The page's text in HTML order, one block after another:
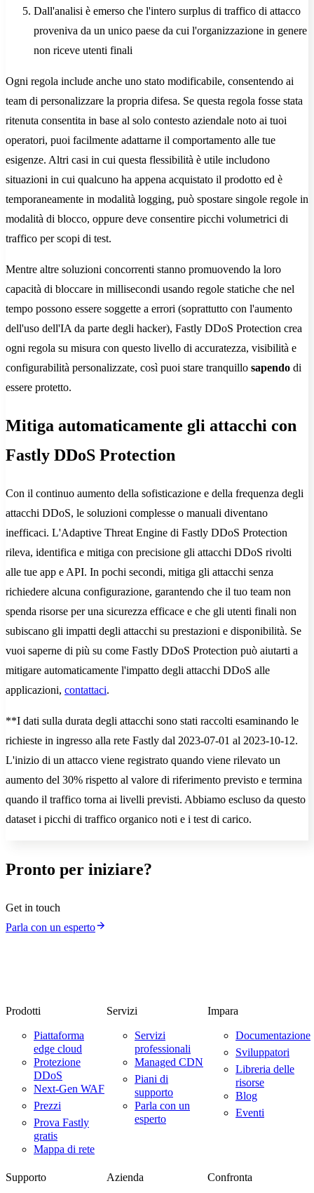
Dall'analisi è emerso che l'intero surplus di traffico di attacco
proveniva da un unico paese da cui l'organizzazione in genere
non riceve utenti finali
Ogni regola include anche uno stato modificabile, consentendo ai
team di personalizzare la propria difesa. Se questa regola fosse stata
ritenuta consentita in base al solo contesto aziendale noto ai tuoi
operatori, puoi facilmente adattarne il comportamento alle tue
esigenze. Altri casi in cui questa flessibilità è utile includono
situazioni in cui qualcuno ha appena acquistato il prodotto ed è
temporaneamente in modalità logging, può spostare singole regole in
modalità di blocco, oppure deve consentire picchi volumetrici di
traffico per scopi di test.
Mentre altre soluzioni concorrenti stanno promuovendo la loro
capacità di bloccare in millisecondi usando regole statiche che nel
tempo possono essere soggette a errori (soprattutto con l'aumento
dell'uso dell'IA da parte degli hacker), Fastly DDoS Protection crea
ogni regola su misura con questo livello di accuratezza, visibilità e
configurabilità personalizzate, così puoi stare tranquillo sapendo di
essere protetto.
Mitiga automaticamente gli attacchi con
Fastly DDoS Protection
Con il continuo aumento della sofisticazione e della frequenza degli
attacchi DDoS, le soluzioni complesse o manuali diventano
inefficaci. L'Adaptive Threat Engine di Fastly DDoS Protection
rileva, identifica e mitiga con precisione gli attacchi DDoS rivolti
alle tue app e API. In pochi secondi, mitiga gli attacchi senza
richiedere alcuna configurazione, garantendo che il tuo team non
spenda risorse per una sicurezza efficace e che gli utenti finali non
subiscano gli impatti degli attacchi su prestazioni e disponibilità. Se
vuoi saperne di più su come Fastly DDoS Protection può aiutarti a
mitigare automaticamente l'impatto degli attacchi DDoS alle
applicazioni, contattaci.
**I dati sulla durata degli attacchi sono stati raccolti esaminando le
richieste in ingresso alla rete Fastly dal 2023-07-01 al 2023-10-12.
L'inizio di un attacco viene registrato quando viene rilevato un
aumento del 30% rispetto al valore di riferimento previsto e termina
quando il traffico torna ai livelli previsti. Abbiamo escluso da questo
dataset i picchi di traffico organico noti e i test di carico.
Pronto per iniziare?
Get in touch
Parla con un esperto
Prodotti
Piattaforma
edge cloud
Protezione
DDoS
Next-Gen WAF
Prezzi
Prova Fastly
gratis
Mappa di rete
Servizi
Servizi
professionali
Managed CDN
Piani di
supporto
Parla con un
esperto
Impara
Documentazione
Sviluppatori
Libreria delle
risorse
Blog
Eventi
Supporto Azienda Confronta